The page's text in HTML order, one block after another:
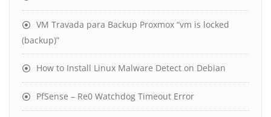
VM Travada para Backup Proxmox “vm is locked
(backup)”
How to Install Linux Malware Detect on Debian
PfSense – Re0 Watchdog Timeout Error